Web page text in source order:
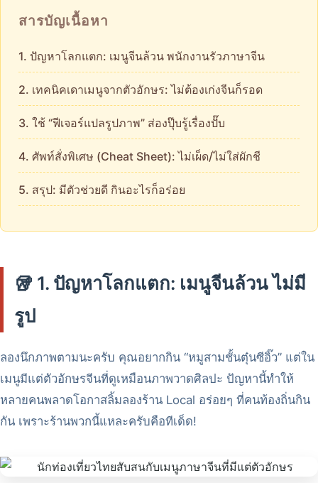
สารบัญเนื้อหา
1. ปัญหาโลกแตก: เมนูจีนล้วน พนักงานรัวภาษาจีน
2. เทคนิคเดาเมนูจากตัวอักษร: ไม่ต้องเก่งจีนก็รอด
3. ใช้ “ฟีเจอร์แปลรูปภาพ” ส่องปุ๊บรู้เรื่องปั๊บ
4. ศัพท์สั่งพิเศษ (Cheat Sheet): ไม่เผ็ด/ไม่ใส่ผักชี
5. สรุป: มีตัวช่วยดี กินอะไรก็อร่อย
🥡 1. ปัญหาโลกแตก: เมนูจีนล้วน ไม่มี
รูป
ลองนึกภาพตามนะครับ คุณอยากกิน “หมูสามชั้นตุ๋นซีอิ๊ว” แต่ใน
เมนูมีแต่ตัวอักษรจีนที่ดูเหมือนภาพวาดศิลปะ ปัญหานี้ทำให้
หลายคนพลาดโอกาสลิ้มลองร้าน Local อร่อยๆ ที่คนท้องถิ่นกิน
กัน เพราะร้านพวกนี้แหละครับคือทีเด็ด!